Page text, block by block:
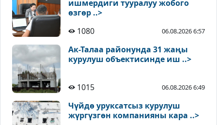
ишмердиги тууралуу жобого
өзгөр ..>
1080
06.08.2026 6:57
Ак-Талаа районунда 31 жаңы
курулуш объектисинде иш ..>
1015 06.08.2026 6:49
Чүйдө уруксатсыз курулуш
жүргүзгөн компанияны кара ..>